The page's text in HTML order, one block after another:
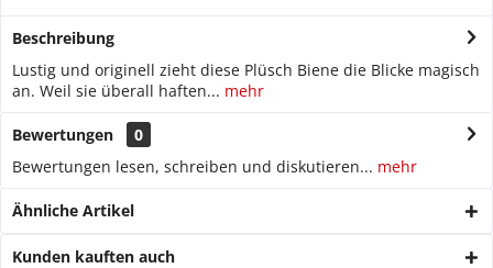
Beschreibung
Lustig und originell zieht diese Plüsch Biene die Blicke magisch
an. Weil sie überall haften... mehr
Bewertungen
0
Bewertungen lesen, schreiben und diskutieren... mehr
Ähnliche Artikel
Kunden kauften auch